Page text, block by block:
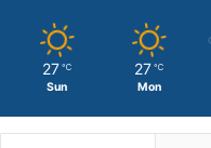
27 ℃
Sun
27 ℃
Mon